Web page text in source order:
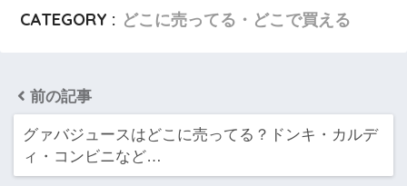
CATEGORY : どこに売ってる・どこで買える
前の記事
グァバジュースはどこに売ってる？ドンキ・カルデ
ィ・コンビニなど…